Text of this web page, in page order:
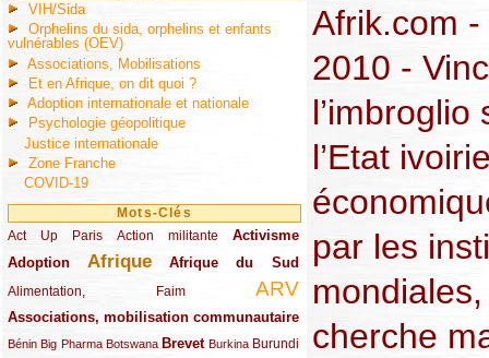
VIH/Sida
Orphelins du sida, orphelins et enfants
vulnérables (OEV)
Associations, Mobilisations
Et en Afrique, on dit quoi ?
Adoption internationale et nationale
Psychologie géopolitique
Justice internationale
Zone Franche
COVID-19
Mots-Clés
Act Up Paris
(49/289) Action militante
(32/289) Activisme
(73/289)
Adoption
(82/289) Afrique
(161/289) Afrique du Sud
(73/289)
Alimentation, Faim
(48/289) ARV
(203/289)
Associations, mobilisation communautaire
(65/289)
Bénin
(13/289)Big Pharma
(16/289) Botswana
(9/289) Brevet
(83/289) Burkina
(18/289) Burundi
(30/289)
Afrik.com
2010 -
l’Etat
par les
cherche